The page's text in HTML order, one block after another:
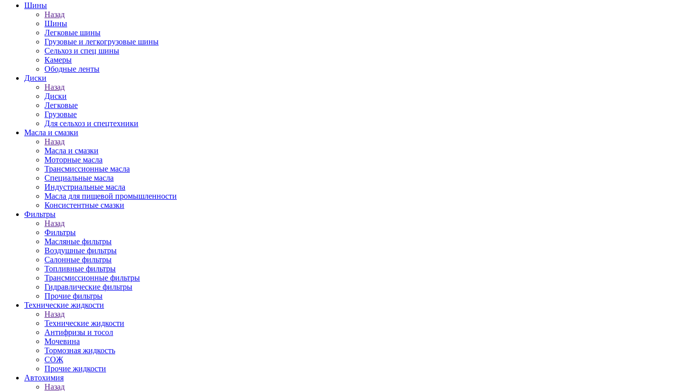
Шины
Назад
Шины
Легковые шины
Грузовые и легкогрузовые шины
Сельхоз и спец шины
Камеры
Ободные ленты
Диски
Назад
Диски
Легковые
Грузовые
Для сельхоз и спецтехники
Масла и смазки
Назад
Масла и смазки
Моторные масла
Трансмиссионные масла
Специальные масла
Индустриальные масла
Масла для пищевой промышленности
Консистентные смазки
Фильтры
Назад
Фильтры
Масляные фильтры
Воздушные фильтры
Салонные фильтры
Топливные фильтры
Трансмиссионные фильтры
Гидравлические фильтры
Прочие фильтры
Технические жидкости
Назад
Технические жидкости
Антифризы и тосол
Мочевина
Тормозная жидкость
СОЖ
Прочие жидкости
Автохимия
Назад